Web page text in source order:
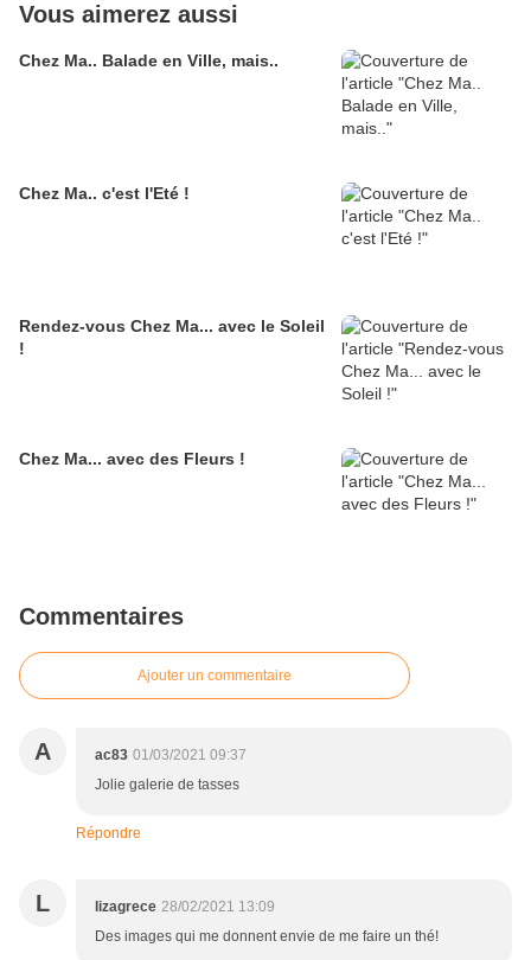
Vous aimerez aussi
Chez Ma.. Balade en Ville, mais..
Chez Ma.. c'est l'Eté !
Rendez-vous Chez Ma... avec le Soleil
!
Chez Ma... avec des Fleurs !
Commentaires
Ajouter un commentaire
A ac83 01/03/2021 09:37
Jolie galerie de tasses
Répondre
L lizagrece 28/02/2021 13:09
Des images qui me donnent envie de me faire un thé!